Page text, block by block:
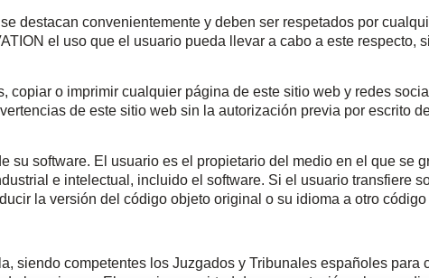
destacan convenientemente y deben ser respetados por
el uso que el usuario pueda llevar a cabo a este respecto,
o imprimir cualquier página de este sitio web y redes
de este sitio web sin la autorización previa por escrito
software. El usuario es el propietario del medio en el que se
e intelectual, incluido el software. Si el usuario transfiere
la versión del código objeto original o su idioma a otro
siendo competentes los Juzgados y Tribunales españoles para